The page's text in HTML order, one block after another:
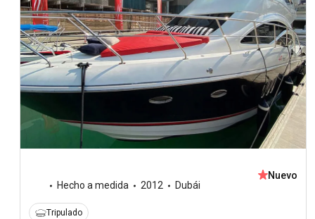
Hecho a medida 2012 Dubái
Nuevo
Tripulado